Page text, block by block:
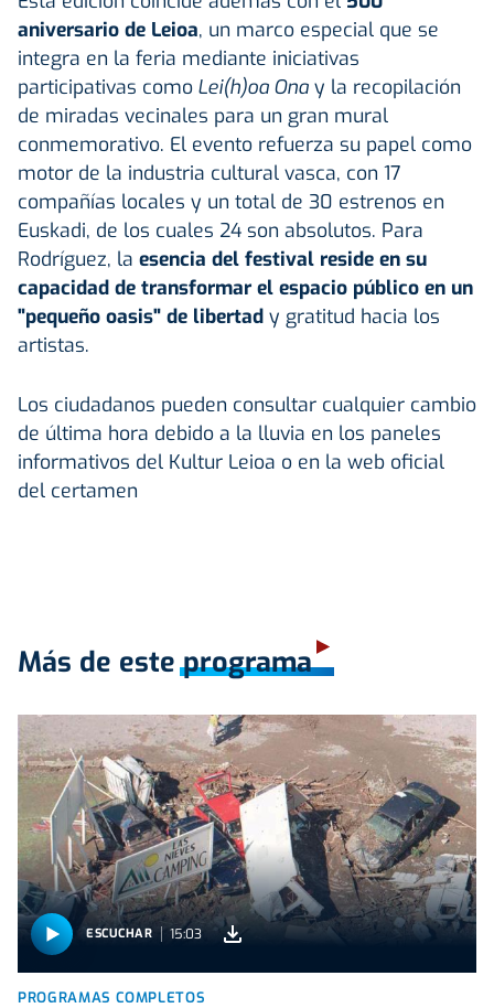
aniversario de Leioa, un marco especial que se
integra en la feria mediante iniciativas
participativas como Lei(h)oa Ona y la recopilación
de miradas vecinales para un gran mural
conmemorativo. El evento refuerza su papel como
motor de la industria cultural vasca, con 17
compañías locales y un total de 30 estrenos en
Euskadi, de los cuales 24 son absolutos. Para
Rodríguez, la esencia del festival reside en su
capacidad de transformar el espacio público en un
"pequeño oasis" de libertad y gratitud hacia los
artistas.
Los ciudadanos pueden consultar cualquier cambio
de última hora debido a la lluvia en los paneles
informativos del Kultur Leioa o en la web oficial
del certamen
Más de este programa
ESCUCHAR 15:03
PROGRAMAS COMPLETOS